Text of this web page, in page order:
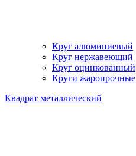
Круг алюминиевый
Круг нержавеющий
Круг оцинкованный
Круги жаропрочные
Квадрат металлический